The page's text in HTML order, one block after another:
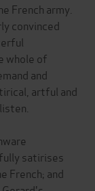
French army.
convinced
whole of
and
artful and
satirises
French; and